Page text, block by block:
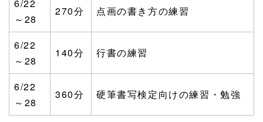
6/22
～28
270分 点画の書き方の練習
6/22
～28
140分 行書の練習
6/22
～28
360分 硬筆書写検定向けの練習・勉強